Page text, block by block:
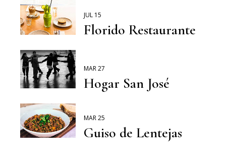
JUL 15
Florido Restaurante
MAR 27
Hogar San José
MAR 25
Guiso de Lentejas